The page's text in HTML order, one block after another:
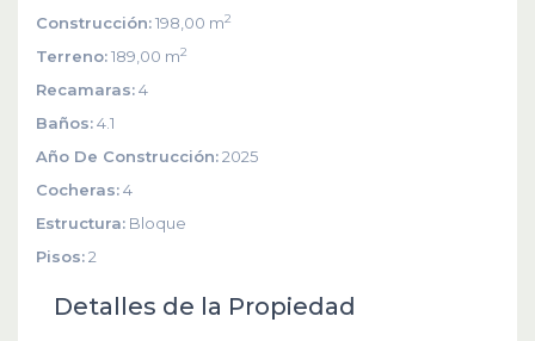
Construcción:198,00 m2
Terreno:189,00 m2
Recamaras:4
Baños:4.1
Año De Construcción:2025
Cocheras:4
Estructura: Bloque
Pisos:2
Detalles de la Propiedad